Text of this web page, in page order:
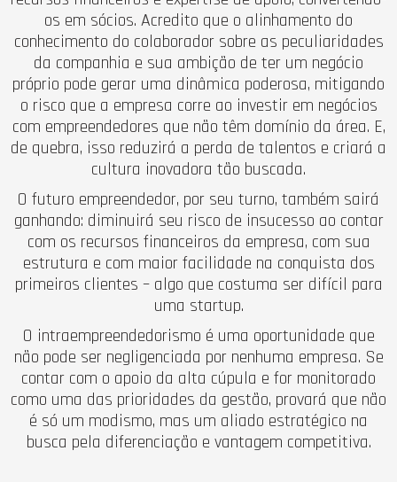
os em sócios. Acredito que o alinhamento do
conhecimento do colaborador sobre as peculiaridades
da companhia e sua ambição de ter um negócio
próprio pode gerar uma dinâmica poderosa, mitigando
o risco que a empresa corre ao investir em negócios
com empreendedores que não têm domínio da área. E,
de quebra, isso reduzirá a perda de talentos e criará a
cultura inovadora tão buscada.
O futuro empreendedor, por seu turno, também sairá
ganhando: diminuirá seu risco de insucesso ao contar
com os recursos financeiros da empresa, com sua
estrutura e com maior facilidade na conquista dos
primeiros clientes – algo que costuma ser difícil para
uma startup.
O intraempreendedorismo é uma oportunidade que
não pode ser negligenciada por nenhuma empresa. Se
contar com o apoio da alta cúpula e for monitorado
como uma das prioridades da gestão, provará que não
é só um modismo, mas um aliado estratégico na
busca pela diferenciação e vantagem competitiva.